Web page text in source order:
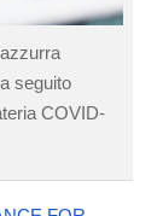
seguito
COVID-